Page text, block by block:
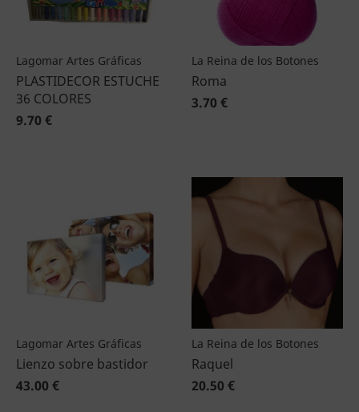
Lagomar Artes Gráficas
PLASTIDECOR ESTUCHE
36 COLORES
9.70 €
La Reina de los Botones
Roma
3.70 €
Lagomar Artes Gráficas
Lienzo sobre bastidor
43.00 €
La Reina de los Botones
Raquel
20.50 €